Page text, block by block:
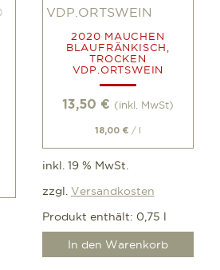
2020 MAUCHEN
BLAUFRÄNKISCH,
TROCKEN
VDP.ORTSWEIN
13,50 € (inkl. MwSt)
18,00 € /
inkl. 19 % MwSt.
zzgl. Versandkosten
Produkt enthält: 0,75 l
In den Warenkorb